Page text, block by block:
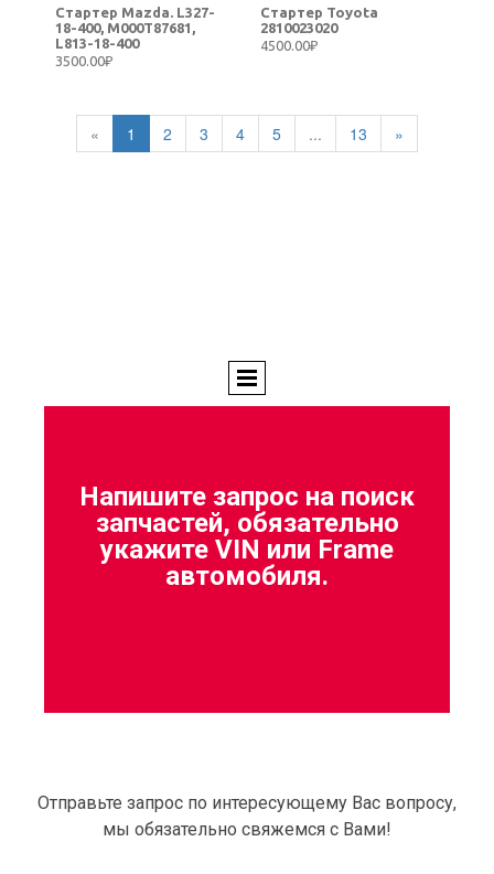
Стартер Mazda. L327-
18-400, M000T87681,
L813-18-400
3500.00₽
Стартер Toyota
2810023020
4500.00₽
« 1 2 3 4 5 ... 13 »
Напишите запрос на поиск
запчастей, обязательно
укажите VIN или Frame
автомобиля.
Отправьте запрос по интересующему Вас вопросу,
мы обязательно свяжемся с Вами!